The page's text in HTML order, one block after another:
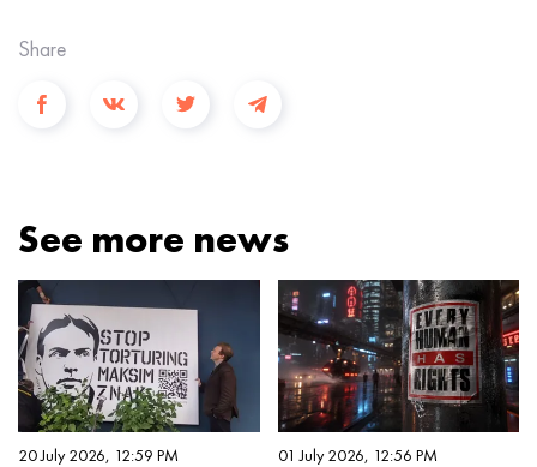
Share
See more news
20 July 2026, 12:59 PM 01 July 2026, 12:56 PM